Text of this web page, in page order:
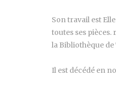
Son travail est
toutes ses
la Bibliothèque
Il est décédé en